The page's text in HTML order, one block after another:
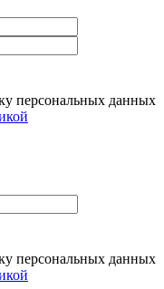
персональных данных
персональных данных